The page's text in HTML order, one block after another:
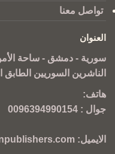
تواصل معنا
العنوان
سورية - دمشق - ساحة
الناشرين السوريين الطابق
هاتف:
جوال : 0096394990154
الايميل: